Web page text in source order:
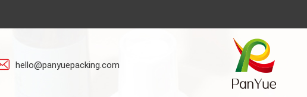
hello@panyuepacking.com